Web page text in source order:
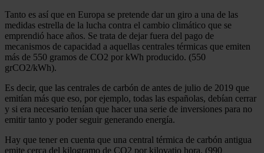
Tanto es así que en Europa se pretende dar un giro a una de las
medidas estrella de la lucha contra el cambio climático que se
emprendió hace años. Se trata de dejar fuera del pago de
mecanismos de capacidad a aquellas centrales térmicas que emiten
más de 550 gramos de CO2 por kWh producido. (550
grCO2/kWh).
Es decir, que las centrales de carbón de antes de julio de 2019 que
emitían más que eso, por ejemplo, todas las españolas, debían cerrar
y si era necesario tenían que hacer una serie de inversiones para no
emitir tanto y poder seguir generando energía.
Hay que tener en cuenta que una central térmica de carbón antigua
emite cerca del kilogramo de CO2 por kilovatio hora. (990